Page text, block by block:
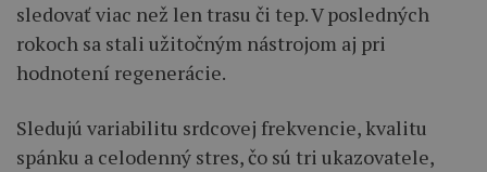
sledovať viac než len trasu či tep. V posledných
rokoch sa stali užitočným nástrojom aj pri
hodnotení regenerácie.
Sledujú variabilitu srdcovej frekvencie, kvalitu
spánku a celodenný stres, čo sú tri ukazovatele,